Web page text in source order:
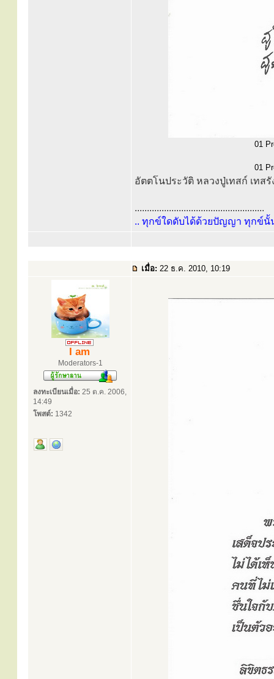
01
01
อัตตโนประวัติ หลวงปู่เทสก์ เทสรั
.....................................................
.. ทุกข์ใดดับได้ด้วยปัญญา ทุกข์นั้
เมื่อ: 22 ธ.ค. 2010, 10:19
I am
Moderators-1
ลงทะเบียนเมื่อ: 25 ต.ค. 2006,
14:49
โพสต์: 1342